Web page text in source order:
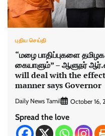
புதிய செய்தி
“மழை பாதிப்புகளை
கையாளும்” – ஆளுநர்
will deal with the
manner says Governor
Daily News Tamil October 16,
Spread the love